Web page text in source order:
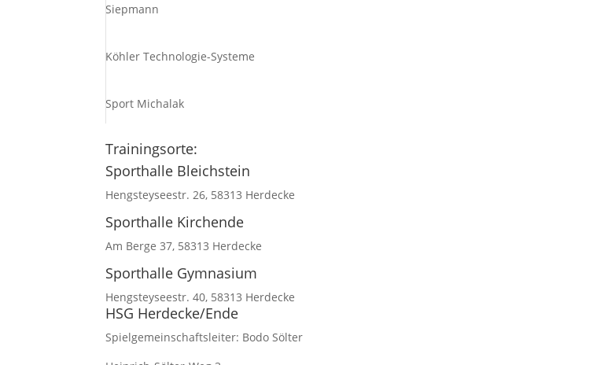
Siepmann
Köhler Technologie-Systeme
Sport Michalak
Trainingsorte:
Sporthalle Bleichstein
Hengsteyseestr. 26, 58313 Herdecke
Sporthalle Kirchende
Am Berge 37, 58313 Herdecke
Sporthalle Gymnasium
Hengsteyseestr. 40, 58313 Herdecke
HSG Herdecke/Ende
Spielgemeinschaftsleiter: Bodo Sölter